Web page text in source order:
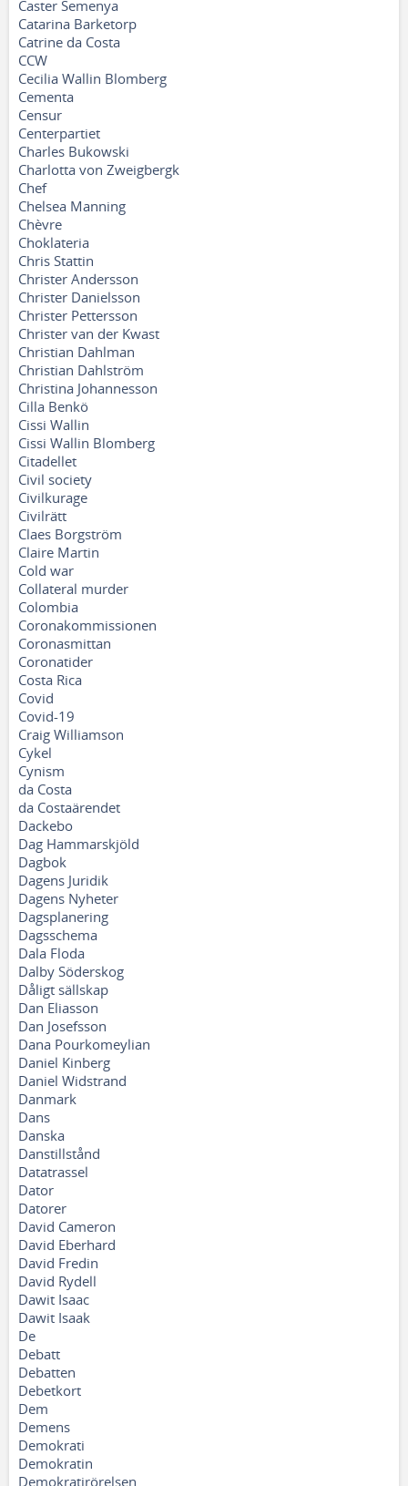
Caster Semenya
Catarina Barketorp
Catrine da Costa
CCW
Cecilia Wallin Blomberg
Cementa
Censur
Centerpartiet
Charles Bukowski
Charlotta von Zweigbergk
Chef
Chelsea Manning
Chèvre
Choklateria
Chris Stattin
Christer Andersson
Christer Danielsson
Christer Pettersson
Christer van der Kwast
Christian Dahlman
Christian Dahlström
Christina Johannesson
Cilla Benkö
Cissi Wallin
Cissi Wallin Blomberg
Citadellet
Civil society
Civilkurage
Civilrätt
Claes Borgström
Claire Martin
Cold war
Collateral murder
Colombia
Coronakommissionen
Coronasmittan
Coronatider
Costa Rica
Covid
Covid-19
Craig Williamson
Cykel
Cynism
da Costa
da Costaärendet
Dackebo
Dag Hammarskjöld
Dagbok
Dagens Juridik
Dagens Nyheter
Dagsplanering
Dagsschema
Dala Floda
Dalby Söderskog
Dåligt sällskap
Dan Eliasson
Dan Josefsson
Dana Pourkomeylian
Daniel Kinberg
Daniel Widstrand
Danmark
Dans
Danska
Danstillstånd
Datatrassel
Dator
Datorer
David Cameron
David Eberhard
David Fredin
David Rydell
Dawit Isaac
Dawit Isaak
De
Debatt
Debatten
Debetkort
Dem
Demens
Demokrati
Demokratin
Demokratirörelsen